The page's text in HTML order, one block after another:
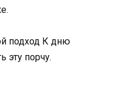
подход К дню
эту порчу.